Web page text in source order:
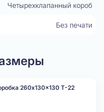
Четырехклапанный короб
Без печати
260x130x130 Т-22